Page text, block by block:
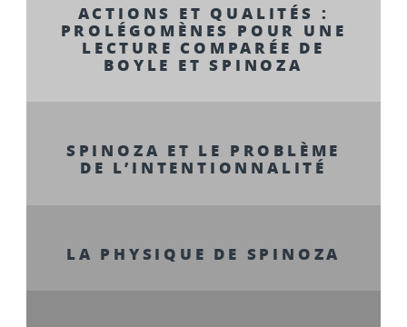
ACTIONS ET QUALITÉS :
PROLÉGOMÈNES POUR UNE
LECTURE COMPARÉE DE
BOYLE ET SPINOZA
SPINOZA ET LE PROBLÈME
DE L’INTENTIONNALITÉ
LA PHYSIQUE DE SPINOZA